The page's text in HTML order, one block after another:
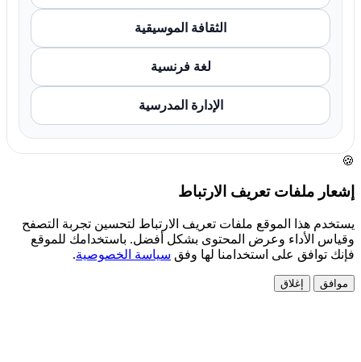
الثقافة الموسيقية
لغة فرنسية
الإدارة المدرسية
🍪
إشعار ملفات تعريف الارتباط
يستخدم هذا الموقع ملفات تعريف الارتباط لتحسين تجربة التصفح
وقياس الأداء وعرض المحتوى بشكل أفضل. باستخدامك للموقع
فإنك توافق على استخدامنا لها وفق سياسة الخصوصية.
موافق إغلاق